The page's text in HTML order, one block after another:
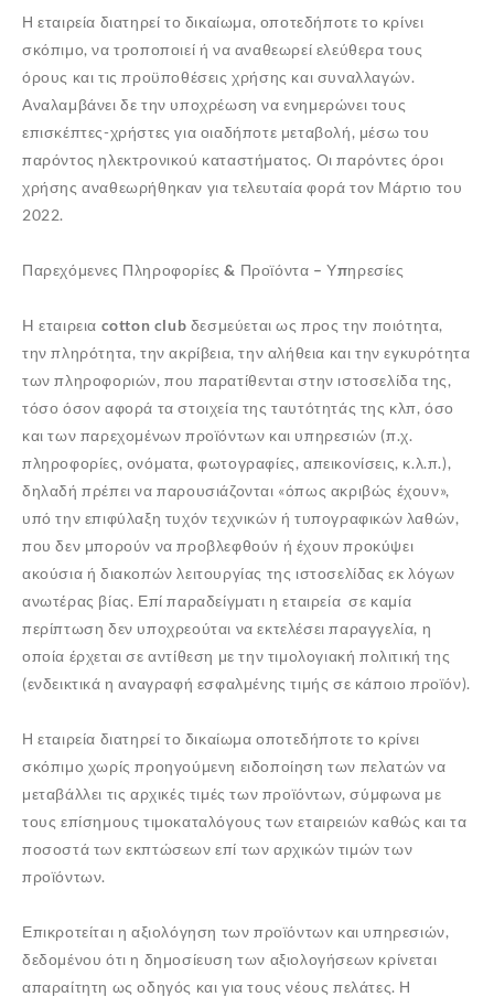
Η εταιρεία διατηρεί το δικαίωμα, οποτεδήποτε το κρίνει
σκόπιμο, να τροποποιεί ή να αναθεωρεί ελεύθερα τους
όρους και τις προϋποθέσεις χρήσης και συναλλαγών.
Αναλαμβάνει δε την υποχρέωση να ενημερώνει τους
επισκέπτες-χρήστες για οιαδήποτε μεταβολή, μέσω του
παρόντος ηλεκτρονικού καταστήματος. Οι παρόντες όροι
χρήσης αναθεωρήθηκαν για τελευταία φορά τον Μάρτιο του
2022.
Παρεχόμενες Πληροφορίες & Προϊόντα –Υπηρεσίες
H εταιρεια cotton club δεσμεύεται ως προς την ποιότητα,
την πληρότητα, την ακρίβεια, την αλήθεια και την εγκυρότητα
των πληροφοριών, που παρατίθενται στην ιστοσελίδα της,
τόσο όσον αφορά τα στοιχεία της ταυτότητάς της κλπ, όσο
και των παρεχομένων προϊόντων και υπηρεσιών (π.χ.
πληροφορίες, ονόματα, φωτογραφίες, απεικονίσεις, κ.λ.π.),
δηλαδή πρέπει να παρουσιάζονται «όπως ακριβώς έχουν»,
υπό την επιφύλαξη τυχόν τεχνικών ή τυπογραφικών λαθών,
που δεν μπορούν να προβλεφθούν ή έχουν προκύψει
ακούσια ή διακοπών λειτουργίας της ιστοσελίδας εκ λόγων
ανωτέρας βίας. Επί παραδείγματι η εταιρεία σε καμία
περίπτωση δεν υποχρεούται να εκτελέσει παραγγελία, η
οποία έρχεται σε αντίθεση με την τιμολογιακή πολιτική της
(ενδεικτικά η αναγραφή εσφαλμένης τιμής σε κάποιο προϊόν).
Η εταιρεία διατηρεί το δικαίωμα οποτεδήποτε το κρίνει
σκόπιμο χωρίς προηγούμενη ειδοποίηση των πελατών να
μεταβάλλει τις αρχικές τιμές των προϊόντων, σύμφωνα με
τους επίσημους τιμοκαταλόγους των εταιρειών καθώς και τα
ποσοστά των εκπτώσεων επί των αρχικών τιμών των
προϊόντων.
Επικροτείται η αξιολόγηση των προϊόντων και υπηρεσιών,
δεδομένου ότι η δημοσίευση των αξιολογήσεων κρίνεται
απαραίτητη ως οδηγός και για τους νέους πελάτες. Η